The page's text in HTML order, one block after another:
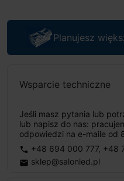
Planujesz
Wsparcie techniczne
Jeśli masz pytania lub
lub napisz do nas:
odpowiedzi na e-maile od
phone +48 694 000 777, +48
email sklep@salonled.pl